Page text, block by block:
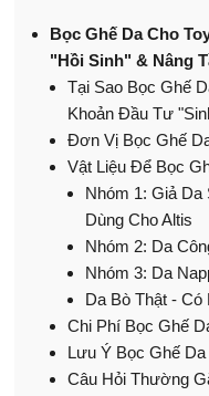
Bọc Ghế Da Cho
"Hồi Sinh" & Nâng
Tại Sao Bọc Ghế
Khoản Đầu Tư
Đơn Vị Bọc Ghế
Vật Liệu Để Bọc
Nhóm 1: Giả Da
Dùng Cho Altis
Nhóm 2: Da
Nhóm 3: Da
Da Bò Thật - Có
Chi Phí Bọc Ghế
Lưu Ý Bọc Ghế Da
Câu Hỏi Thường